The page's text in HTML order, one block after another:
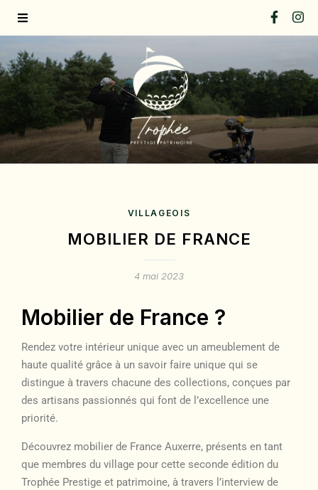
VILLAGEOIS
MOBILIER DE FRANCE
4 mai 2023
Mobilier de France ?
Rendez votre intérieur unique avec un ameublement de
haute qualité grâce à un savoir faire unique qui se
distingue à travers chacune des collections, conçues par
des artisans passionnés qui font de l’excellence une
priorité.
Découvrez mobilier de France Auxerre, présents en tant
que membres du village pour cette seconde édition du
Trophée Prestige et patrimoine, à travers l’interview de